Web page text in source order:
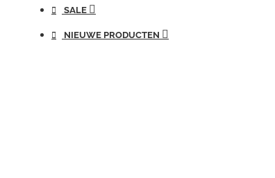
SALE
NIEUWE PRODUCTEN